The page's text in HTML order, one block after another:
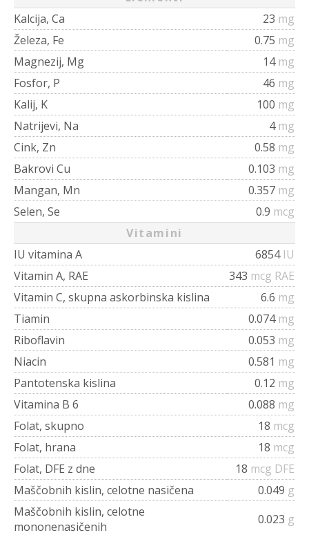
Kalcija, Ca
23 mg
Železa, Fe
0.75 mg
Magnezij, Mg
14 mg
Fosfor, P
46 mg
Kalij, K
100 mg
Natrijevi, Na
4 mg
Cink, Zn
0.58 mg
Bakrovi Cu
0.103 mg
Mangan, Mn
0.357 mg
Selen, Se
0.9 mcg
Vitamini
IU vitamina A
6854 IU
Vitamin A, RAE
343 mcg RAE
Vitamin C, skupna askorbinska kislina
6.6 mg
Tiamin
0.074 mg
Riboflavin
0.053 mg
Niacin
0.581 mg
Pantotenska kislina
0.12 mg
Vitamina B 6
0.088 mg
Folat, skupno
18 mcg
Folat, hrana
18 mcg
Folat, DFE z dne
18 mcg DFE
Maščobnih kislin, celotne nasičena
0.049 g
Maščobnih kislin, celotne
mononenasičenih
0.023 g